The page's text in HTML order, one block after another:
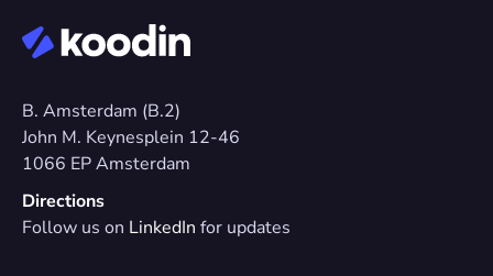
B. Amsterdam (B.2)
John M. Keynesplein 12-46
1066 EP Amsterdam
Directions
Follow us on LinkedIn for updates